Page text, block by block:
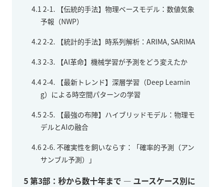
4.1 2-1. 【伝統的手法】物理ベースモデル：数値気象
予報（NWP）
4.2 2-2. 【統計的手法】時系列解析：ARIMA, SARIMA
4.3 2-3. 【AI革命】機械学習が予測をどう変えたか
4.42-4. 【最新トレンド】深層学習（Deep Learnin
g）による時空間パターンの学習
4.5 2-5. 【最強の布陣】ハイブリッドモデル：物理モ
デルとAIの融合
4.62-6. 不確実性を飼いならす：「確率的予測（アン
サンブル予測）」
5第3部：秒から数十年まで — ユースケース別に